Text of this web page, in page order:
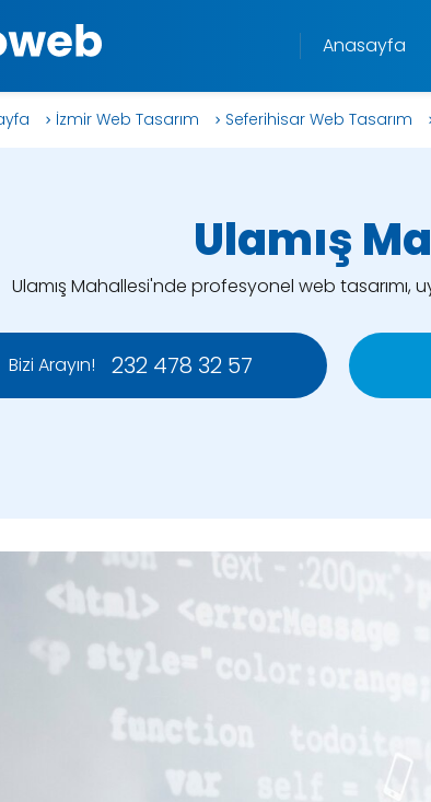
Anasayfa
İzmir Web Tasarım Seferihisar Web Tasarım
Ulamış
Ulamış Mahallesi'nde profesyonel web
Bizi Arayın! 232 478 32 57